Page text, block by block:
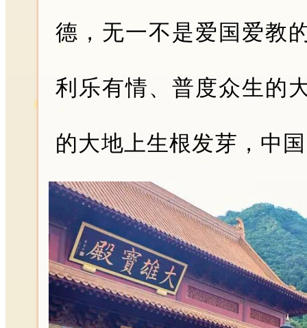
德，无一不是爱国爱教
利乐有情、普度众生的
的大地上生根发芽，中